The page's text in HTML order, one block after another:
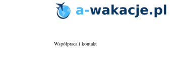
Współpraca i kontakt